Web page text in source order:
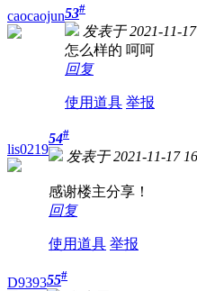
caocaojun53#
发表于 2021-11-
怎么样的 呵呵
回复
使用道具 举报
lis0219
54#
发表于 2021-11-17
感谢楼主分享！
回复
使用道具 举报
D939355#